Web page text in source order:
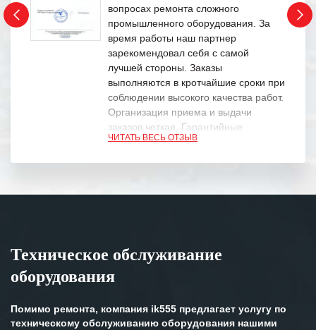
вопросах ремонта сложного
промышленного оборудования. За
время работы наш партнер
зарекомендовал себя с самой
лучшей стороны. Заказы
выполняются в кротчайшие сроки при
соблюдении высокого качества работ.
Организация приема и выдачи
заказов четкая. Гарантийные
обязательства выполняются в
Особенно хочется отметить высокую
клиентоориентированность
готовность помочь в самых сложных
ЧИТАТЬ ВЕСЬ ОТЗЫВ
Техническое обслуживание
оборудования
Помимо ремонта, компания ik555 предлагает услугу по
техническому обслуживанию оборудования нашими